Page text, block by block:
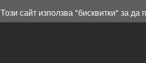
Този сайт използва "бисквитки" за да